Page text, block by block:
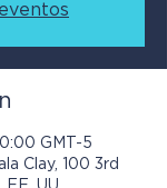
GMT-5
Clay, 100 3rd